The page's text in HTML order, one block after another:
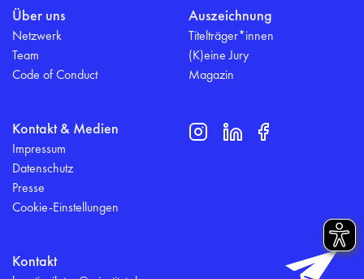
Über uns
Netzwerk
Team
Code of Conduct
Auszeichnung
Titelträger*innen
(K)eine Jury
Magazin
Kontakt & Medien
Impressum
Datenschutz
Presse
Cookie-Einstellungen
Kontakt